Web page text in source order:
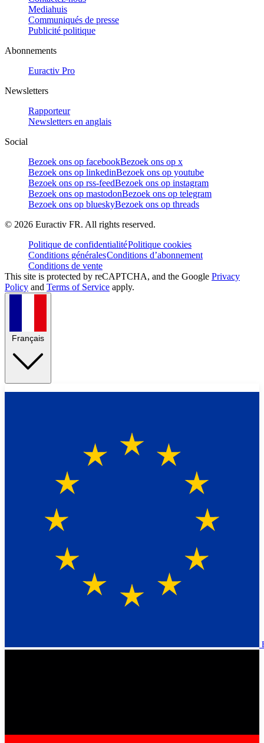
Mediahuis
Communiqués de presse
Publicité politique
Abonnements
Euractiv Pro
Newsletters
Rapporteur
Newsletters en anglais
Social
Bezoek ons op facebookBezoek ons op x
Bezoek ons op linkedinBezoek ons op youtube
Bezoek ons op rss-feedBezoek ons op instagram
Bezoek ons op mastodonBezoek ons op telegram
Bezoek ons op blueskyBezoek ons op threads
© 2026 Euractiv FR. All rights reserved.
Politique de confidentialitéPolitique cookies
Conditions généralesConditions d’abonnement
Conditions de vente
This site is protected by reCAPTCHA, and the Google Privacy
Policy and Terms of Service apply.
Français